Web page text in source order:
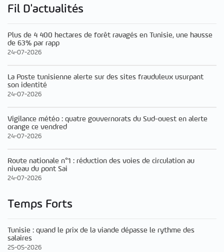
Fil D'actualités
Plus de 4 400 hectares de forêt ravagés en Tunisie, une hausse
de 63% par rapp
24-07-2026
La Poste tunisienne alerte sur des sites frauduleux usurpant
son identité
24-07-2026
Vigilance météo : quatre gouvernorats du Sud-ouest en alerte
orange ce vendred
24-07-2026
Route nationale n°1 : réduction des voies de circulation au
niveau du pont Sai
24-07-2026
Temps Forts
Tunisie : quand le prix de la viande dépasse le rythme des
salaires
25-05-2026